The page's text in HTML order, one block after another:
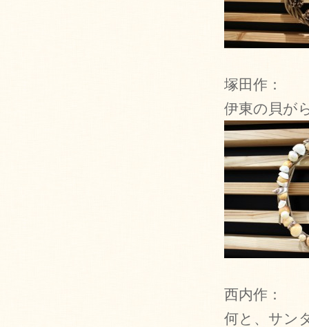
塚田作：
伊東の貝が
西内作：
何と、サン